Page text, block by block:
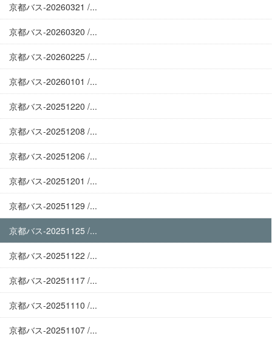
京都バス-20260321 /...
京都バス-20260320 /...
京都バス-20260225 /...
京都バス-20260101 /...
京都バス-20251220 /...
京都バス-20251208 /...
京都バス-20251206 /...
京都バス-20251201 /...
京都バス-20251129 /...
京都バス-20251125 /...
京都バス-20251122 /...
京都バス-20251117 /...
京都バス-20251110 /...
京都バス-20251107 /...